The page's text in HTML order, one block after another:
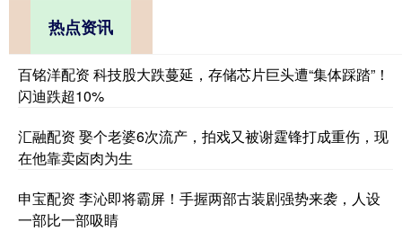
热点资讯
百铭洋配资 科技股大跌蔓延，存储芯片巨头遭“集体踩踏”！
闪迪跌超10%
汇融配资 娶个老婆6次流产，拍戏又被谢霆锋打成重伤，现
在他靠卖卤肉为生
申宝配资 李沁即将霸屏！手握两部古装剧强势来袭，人设
一部比一部吸睛